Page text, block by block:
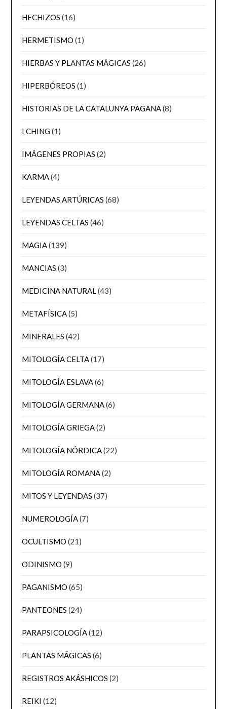
HECHIZOS (16)
HERMETISMO (1)
HIERBAS Y PLANTAS MÁGICAS (26)
HIPERBÓREOS (1)
HISTORIAS DE LA CATALUNYA PAGANA(8)
I CHING(1)
IMÁGENES PROPIAS (2)
KARMA(4)
LEYENDAS ARTÚRICAS (68)
LEYENDAS CELTAS (46)
MAGIA(139)
MANCIAS (3)
MEDICINA NATURAL(43)
METAFÍSICA(5)
MINERALES (42)
MITOLOGÍA CELTA(17)
MITOLOGÍA ESLAVA(6)
MITOLOGÍA GERMANA(6)
MITOLOGÍA GRIEGA(2)
MITOLOGÍA NÓRDICA(22)
MITOLOGÍA ROMANA(2)
MITOS Y LEYENDAS (37)
NUMEROLOGÍA(7)
OCULTISMO (21)
ODINISMO (9)
PAGANISMO (65)
PANTEONES (24)
PARAPSICOLOGÍA(12)
PLANTAS MÁGICAS (6)
REGISTROS AKÁSHICOS (2)
REIKI (12)